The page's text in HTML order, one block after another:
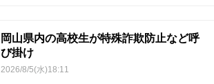
岡山県内の高校生が特殊詐欺防止など呼
び掛け
2026/8/5(水)18:11